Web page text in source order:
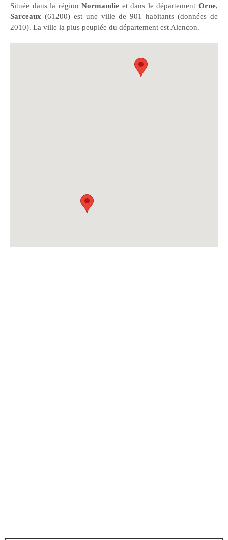
Située dans la régionNormandie et dans le départementOrne,
Sarceaux (61200) est une ville de 901 habitants (données de
2010). La ville la plus peuplée du département est Alençon.